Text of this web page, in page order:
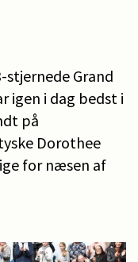
stjernede Grand
igen i dag bedst i
på
Dorothee
for næsen af